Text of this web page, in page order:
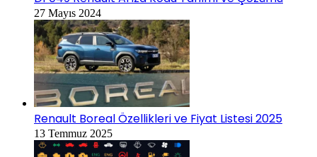
27 Mayıs 2024
Renault Boreal Özellikleri ve Fiyat Listesi 2025
13 Temmuz 2025